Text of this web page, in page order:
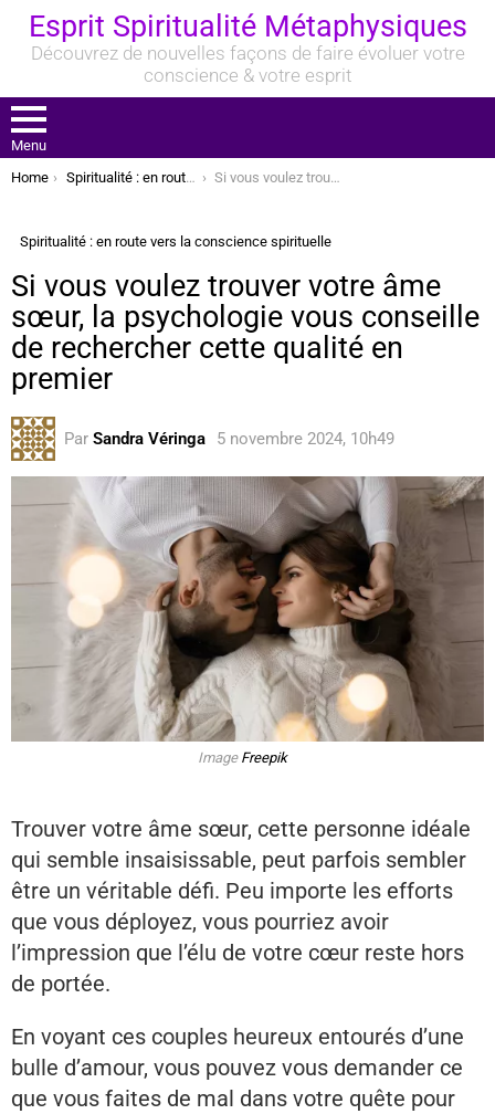
Esprit Spiritualité Métaphysiques
Découvrez de nouvelles façons de faire évoluer votre
conscience & votre esprit
Menu
You are here:
Home Spiritualité : en route vers la conscience spirituelle Si vous voulez trouver votre âme sœur, la psychologie vous conseille de rechercher cette qualité en premier
Spiritualité : en route vers la conscience spirituelle
Si vous voulez trouver votre âme
sœur, la psychologie vous conseille
de rechercher cette qualité en
premier
Par Sandra Véringa 5 novembre 2024, 10h49
Image Freepik
Trouver votre âme sœur, cette personne idéale
qui semble insaisissable, peut parfois sembler
être un véritable défi. Peu importe les efforts
que vous déployez, vous pourriez avoir
l’impression que l’élu de votre cœur reste hors
de portée.
En voyant ces couples heureux entourés d’une
bulle d’amour, vous pouvez vous demander ce
que vous faites de mal dans votre quête pour